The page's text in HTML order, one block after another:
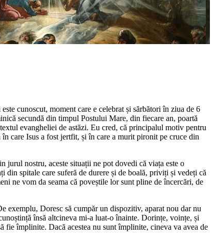
cunoscut, moment care e celebrat și sărbători în ziua de 6
secundă din timpul Postului Mare, din fiecare an, poartă
evangheliei de astăzi. Eu cred, că principalul motiv pentru
care Isus a fost jertfit, și în care a murit pironit pe cruce din
jurul nostru, aceste situații ne pot dovedi că viața este o
spitale care suferă de durere și de boală, priviți și vedeți că
ne vom da seama că poveștile lor sunt pline de încercări, de
exemplu, Doresc să cumpăr un dispozitiv, aparat nou dar nu
însă altcineva mi-a luat-o înainte. Dorințe, voințe, și
fie împlinite. Dacă acestea nu sunt împlinite, cineva va avea de